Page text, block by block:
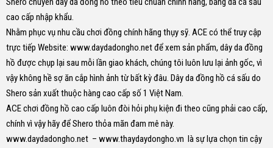
cao cấp nhập khẩu.
Nhằm phục vụ nhu cầu chơi đồng chính hãng thụy sỹ. ACE có thể truy cập
trực tiếp Website: www.daydadongho.netđể xem sản phẩm, dây da đồng
hồ được chụp lại sau mỗi lần giao khách, chúng tôi luôn lưu lại ảnh gốc, vì
vậy không hề sợ ăn cắp hình ảnh từ bất kỳ đâu. Dây da đồng hồ cá sấu do
Shero sản xuất thuộc hàng cao cấp số 1 Việt Nam.
ACE chơi đồng hồ cao cấp luôn đòi hỏi phụ kiện đi theo cũng phải cao cấp,
chính vì vậy hãy để Shero thỏa mãn đam mê này.
www.daydadongho.net – www.thaydaydongho.vn là sự lựa chọn tin cậy